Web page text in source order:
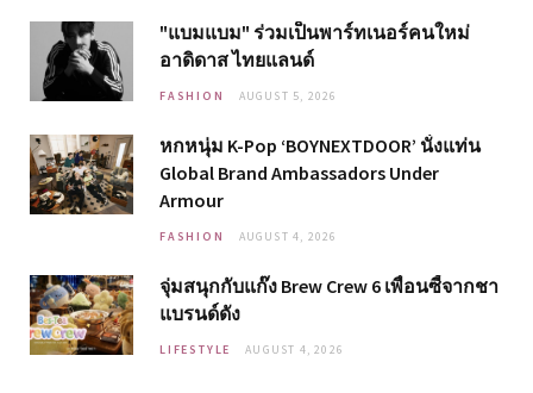
"แบมแบม" ร่วมเป็นพาร์ทเนอร์คนใหม่
อาดิดาส ไทยแลนด์
FASHION AUGUST 5, 2026
หกหนุ่ม K-Pop ‘BOYNEXTDOOR’ นั่งแท่น
Global Brand Ambassadors Under
Armour
FASHION AUGUST 4, 2026
จุ่มสนุกกับแก๊ง Brew Crew 6 เพื่อนซี้จากชา
แบรนด์ดัง
LIFESTYLE AUGUST 4, 2026